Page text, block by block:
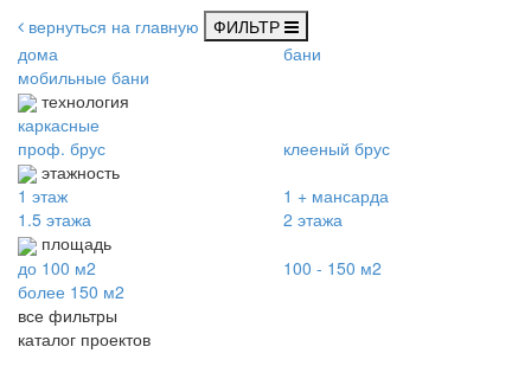
вернуться на главную
ФИЛЬТР
дома
бани
мобильные бани
технология
каркасные
проф. брус
клееный брус
этажность
1 этаж
1 + мансарда
1.5 этажа
2 этажа
площадь
до 100 м2
100 - 150 м2
более 150 м2
все фильтры
каталог проектов